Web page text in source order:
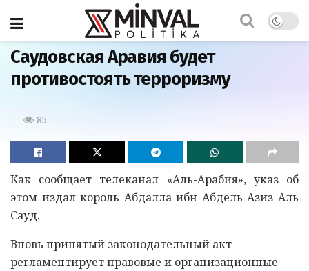
Главная
Саудовская Аравия будет
противостоять терроризму
85
Как сообщает телеканал «Аль-Арабия», указ об
этом издал король Абдалла ибн Абдель Азиз Аль
Сауд.
Вновь принятый законодательный акт
регламентирует правовые и организационные